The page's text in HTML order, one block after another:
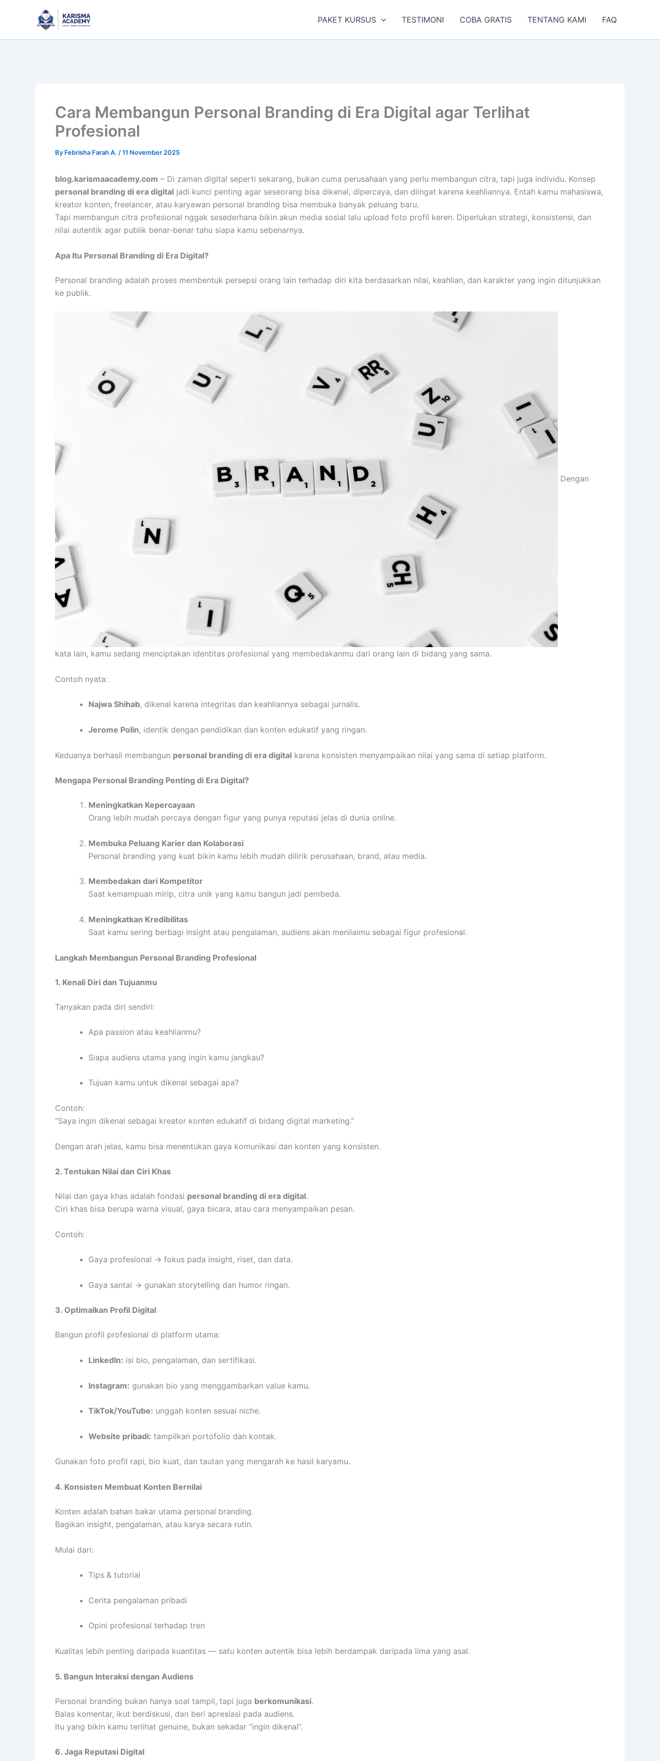
PAKET KURSUS TESTIMONI COBA GRATIS TENTANG KAMI FAQ
Cara Membangun Personal Branding di Era Digital agar Terlihat
Profesional
By Febrisha Farah A. /11 November 2025
blog.karismaacademy.com – Di zaman digital seperti sekarang, bukan cuma perusahaan yang perlu membangun citra, tapi juga individu. Konsep
personal branding di era digital jadi kunci penting agar seseorang bisa dikenal, dipercaya, dan diingat karena keahliannya. Entah kamu mahasiswa,
kreator konten, freelancer, atau karyawan personal branding bisa membuka banyak peluang baru.
Tapi membangun citra profesional nggak sesederhana bikin akun media sosial lalu upload foto profil keren. Diperlukan strategi, konsistensi, dan
nilai autentik agar publik benar-benar tahu siapa kamu sebenarnya.
Apa Itu Personal Branding di Era Digital?
Personal branding adalah proses membentuk persepsi orang lain terhadap diri kita berdasarkan nilai, keahlian, dan karakter yang ingin ditunjukkan
ke publik.
Dengan
kata lain, kamu sedang menciptakan identitas profesional yang membedakanmu dari orang lain di bidang yang sama.
Contoh nyata:
Najwa Shihab, dikenal karena integritas dan keahliannya sebagai jurnalis.
Jerome Polin, identik dengan pendidikan dan konten edukatif yang ringan.
Keduanya berhasil membangun personal branding di era digital karena konsisten menyampaikan nilai yang sama di setiap platform.
Mengapa Personal Branding Penting di Era Digital?
Meningkatkan Kepercayaan
Orang lebih mudah percaya dengan figur yang punya reputasi jelas di dunia online.
Membuka Peluang Karier dan Kolaborasi
Personal branding yang kuat bikin kamu lebih mudah dilirik perusahaan, brand, atau media.
Membedakan dari Kompetitor
Saat kemampuan mirip, citra unik yang kamu bangun jadi pembeda.
Meningkatkan Kredibilitas
Saat kamu sering berbagi insight atau pengalaman, audiens akan menilaimu sebagai figur profesional.
Langkah Membangun Personal Branding Profesional
1. Kenali Diri dan Tujuanmu
Tanyakan pada diri sendiri:
Apa passion atau keahlianmu?
Siapa audiens utama yang ingin kamu jangkau?
Tujuan kamu untuk dikenal sebagai apa?
Contoh:
“Saya ingin dikenal sebagai kreator konten edukatif di bidang digital marketing.”
Dengan arah jelas, kamu bisa menentukan gaya komunikasi dan konten yang konsisten.
2. Tentukan Nilai dan Ciri Khas
Nilai dan gaya khas adalah fondasi personal branding di era digital.
Ciri khas bisa berupa warna visual, gaya bicara, atau cara menyampaikan pesan.
Contoh:
Gaya profesional → fokus pada insight, riset, dan data.
Gaya santai → gunakan storytelling dan humor ringan.
3. Optimalkan Profil Digital
Bangun profil profesional di platform utama:
LinkedIn: isi bio, pengalaman, dan sertifikasi.
Instagram: gunakan bio yang menggambarkan value kamu.
TikTok/YouTube: unggah konten sesuai niche.
Website pribadi: tampilkan portofolio dan kontak.
Gunakan foto profil rapi, bio kuat, dan tautan yang mengarah ke hasil karyamu.
4. Konsisten Membuat Konten Bernilai
Konten adalah bahan bakar utama personal branding.
Bagikan insight, pengalaman, atau karya secara rutin.
Mulai dari:
Tips & tutorial
Cerita pengalaman pribadi
Opini profesional terhadap tren
Kualitas lebih penting daripada kuantitas — satu konten autentik bisa lebih berdampak daripada lima yang asal.
5. Bangun Interaksi dengan Audiens
Personal branding bukan hanya soal tampil, tapi juga berkomunikasi.
Balas komentar, ikut berdiskusi, dan beri apresiasi pada audiens.
Itu yang bikin kamu terlihat genuine, bukan sekadar “ingin dikenal”.
6. Jaga Reputasi Digital